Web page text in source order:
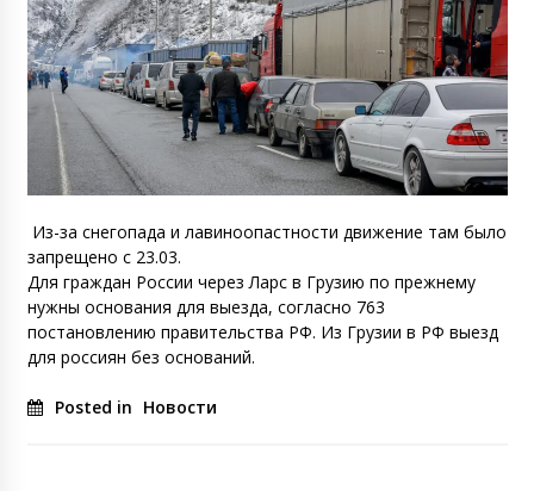
Из-за снегопада и лавиноопастности движение там было
запрещено с 23.03.
Для граждан России через Ларс в Грузию по прежнему
нужны основания для выезда, согласно 763
постановлению правительства РФ. Из Грузии в РФ выезд
для россиян без оснований.
Posted in Новости